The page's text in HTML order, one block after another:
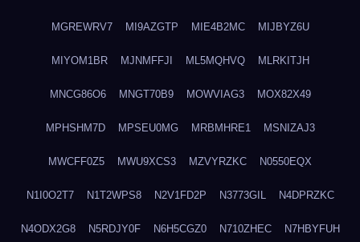
MGREWRV7 MI9AZGTP MIE4B2MC MIJBYZ6U
MIYOM1BR MJNMFFJI ML5MQHVQ MLRKITJH
MNCG86O6 MNGT70B9 MOWVIAG3 MOX82X49
MPHSHM7D MPSEU0MG MRBMHRE1 MSNIZAJ3
MWCFF0Z5 MWU9XCS3 MZVYRZKC N0550EQX
N1I0O2T7 N1T2WPS8 N2V1FD2P N3773GIL N4DPRZKC
N4ODX2G8 N5RDJY0F N6H5CGZ0 N710ZHEC N7HBYFUH